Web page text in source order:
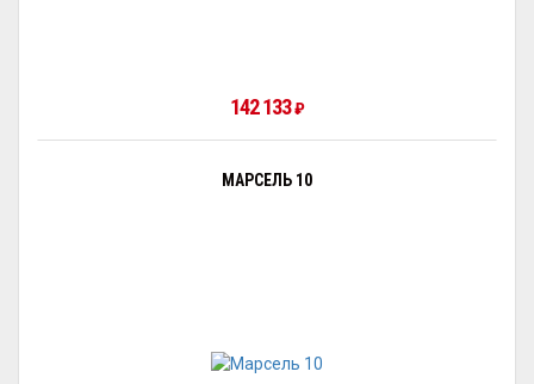
142 133₽
МАРСЕЛЬ 10